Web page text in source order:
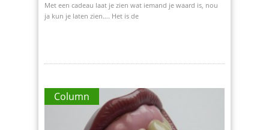
Met een cadeau laat je zien wat iemand je waard is, nou
ja kun je laten zien…. Het is de
Column